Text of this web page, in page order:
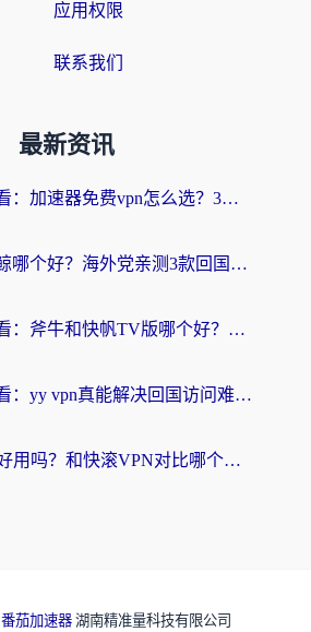
应用权限
联系我们
最新资讯
海外党必看：加速器免费vpn怎么选？3步教你无缝访问国内资源
穿梭和巨鲸哪个好？海外党亲测3款回国加速器，教你避开90%的坑
海外党必看：斧牛和快帆TV版哪个好？3分钟选对回国加速器，无缝刷B站、追热剧
海外党必看：yy vpn真能解决回国访问难题？附云极initap测评+免费方案对比
穿梭VPN好用吗？和快滚VPN对比哪个回国效果更好？海外党选回国加速器必看指南
番茄加速器 湖南精准量科技有限公司